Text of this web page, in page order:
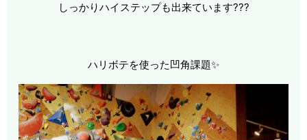
しっかりハイステップも出来ています???
ハリボテを使った凹角課題✨